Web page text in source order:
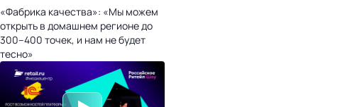
«Фабрика качества»: «Мы можем
открыть в домашнем регионе до
300–400 точек, и нам не будет
тесно»